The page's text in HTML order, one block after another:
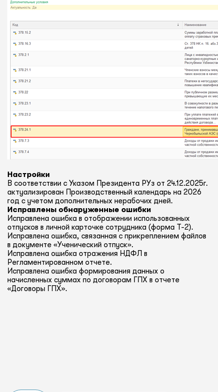
Настройки
В соответствии с Указом Президента РУз от 24.12.2025г.
актуализирован Производственный календарь на 2026
год с учетом дополнительных нерабочих дней.
Исправлены обнаруженные ошибки
Исправлена ошибка в отображении использованных
отпусков в личной карточке сотрудника (форма Т-2).
Исправлена ошибка, связанная с прикреплением файлов
в документе «Ученический отпуск».
Исправлена ошибка отражения НДФЛ в
Регламентированном отчете.
Исправлена ошибка формирования данных о
начисленных суммах по договорам ГПХ в отчете
«Договоры ГПХ».